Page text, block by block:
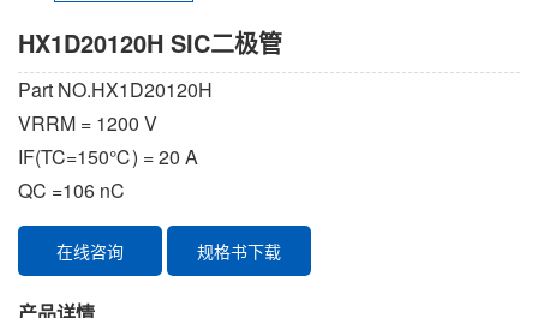
HX1D20120H SIC二极管
Part NO.HX1D20120H
VRRM = 1200 V
IF(TC=150℃) = 20 A
QC =106 nC
在线咨询 规格书下载